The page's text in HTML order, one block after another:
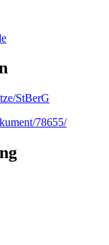
StBerG
78655/